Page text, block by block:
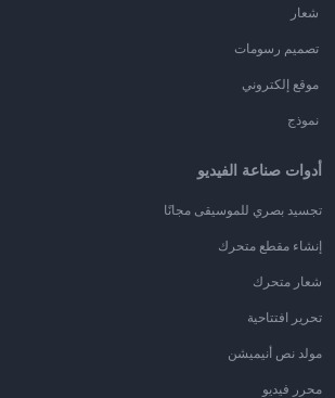
شعار
تصميم رسومات
موقع إلكتروني
نموذج
أدوات صناعة الفيديو
تجسيد بصري للموسيقى مجانًا
إنشاء مقطع متحرك
شعار متحرك
تحرير افتتاحية
مولد نص أنيميشن
محرر فيديو